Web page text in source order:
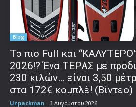
Blog
To πιο Full και
2026!? Ένα ΤΕΡΑΣ με
230 κιλών… είναι 3,50
στα 172€ κομπλέ! (Βίντεο)
Unpackman - 3 Αυγούστου 2026